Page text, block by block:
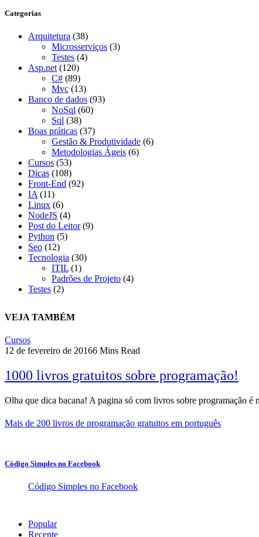
Categorias
Arquitetura (38)
Microsserviços (3)
Testes (4)
Asp.net (120)
C# (89)
Mvc (13)
Banco de dados (93)
NoSql (60)
Sql (38)
Boas práticas (37)
Gestão & Produtividade (6)
Metodologias Ágeis (6)
Cursos (53)
Dicas (108)
Front-End (92)
IA (11)
Linux (6)
NodeJS (4)
Post do Leitor(9)
Python (5)
Seo (12)
Tecnologia (30)
ITIL (1)
Padrões de Projeto (4)
Testes (2)
VEJA TAMBÉM
Cursos
12 de fevereiro de 20166 Mins Read
1000 livros gratuitos sobre programação!
Olha que dica bacana! A pagina só com livros sobre programação
Mais de 200 livros de programação gratuitos em português
Código Simples no Facebook
Código Simples no Facebook
Popular
Recente